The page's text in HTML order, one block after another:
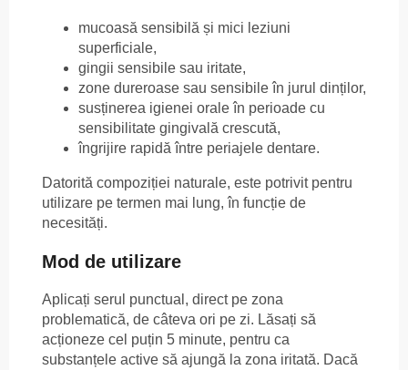
mucoasă sensibilă și mici leziuni
superficiale,
gingii sensibile sau iritate,
zone dureroase sau sensibile în jurul dinților,
susținerea igienei orale în perioade cu
sensibilitate gingivală crescută,
îngrijire rapidă între periajele dentare.
Datorită compoziției naturale, este potrivit pentru
utilizare pe termen mai lung, în funcție de
necesități.
Mod de utilizare
Aplicați serul punctual, direct pe zona
problematică, de câteva ori pe zi. Lăsați să
acționeze cel puțin 5 minute, pentru ca
substanțele active să ajungă la zona iritată. Dacă